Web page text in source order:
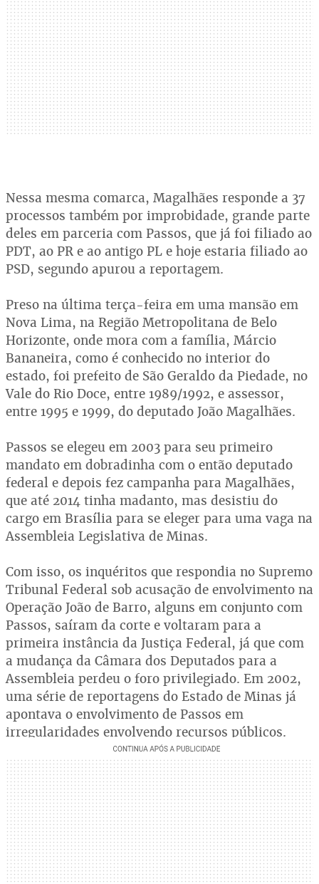
Nessa mesma comarca, Magalhães responde a 37
processos também por improbidade, grande parte
deles em parceria com Passos, que já foi filiado ao
PDT, ao PR e ao antigo PL e hoje estaria filiado ao
PSD, segundo apurou a reportagem.
Preso na última terça-feira em uma mansão em
Nova Lima, na Região Metropolitana de Belo
Horizonte, onde mora com a família, Márcio
Bananeira, como é conhecido no interior do
estado, foi prefeito de São Geraldo da Piedade, no
Vale do Rio Doce, entre 1989/1992, e assessor,
entre 1995 e 1999, do deputado João Magalhães.
Passos se elegeu em 2003 para seu primeiro
mandato em dobradinha com o então deputado
federal e depois fez campanha para Magalhães,
que até 2014 tinha madanto, mas desistiu do
cargo em Brasília para se eleger para uma vaga na
Assembleia Legislativa de Minas.
Com isso, os inquéritos que respondia no Supremo
Tribunal Federal sob acusação de envolvimento na
Operação João de Barro, alguns em conjunto com
Passos, saíram da corte e voltaram para a
primeira instância da Justiça Federal, já que com
a mudança da Câmara dos Deputados para a
Assembleia perdeu o foro privilegiado. Em 2002,
uma série de reportagens do Estado de Minas já
apontava o envolvimento de Passos em
irregularidades envolvendo recursos públicos.